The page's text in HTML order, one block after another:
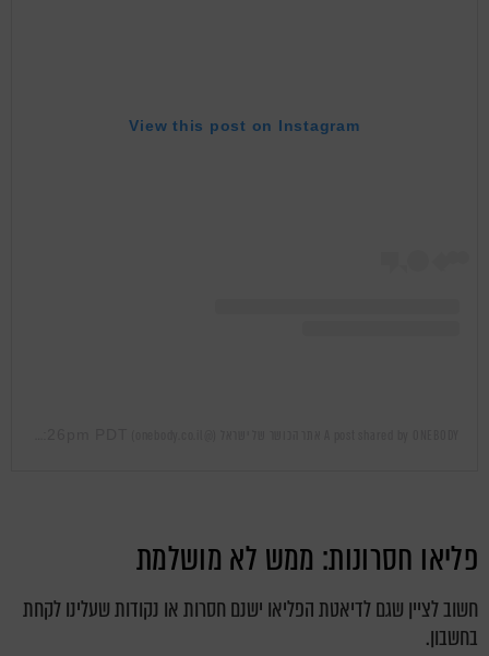
View this post on Instagram
פליאו חסרונות: ממש לא מושלמת
חשוב לציין שגם לדיאטת הפליאו ישנם חסרות או נקודות שעלינו לקחת
בחשבון.